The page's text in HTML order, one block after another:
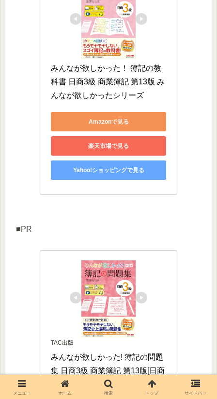
みんなが欲しかった！ 簿記の教
科書 日商3級 商業簿記 第13版 み
んなが欲しかったシリーズ
Amazonで見る
楽天市場で見る
Yahoo!ショッピングで見る
■PR
TAC出版
みんなが欲しかった! 簿記の問題
集 日商3級 商業簿記 第13版[日商
簿記 ネット試験 統一試験 完全対
メニュー ホーム 検索 トップ サイドバー